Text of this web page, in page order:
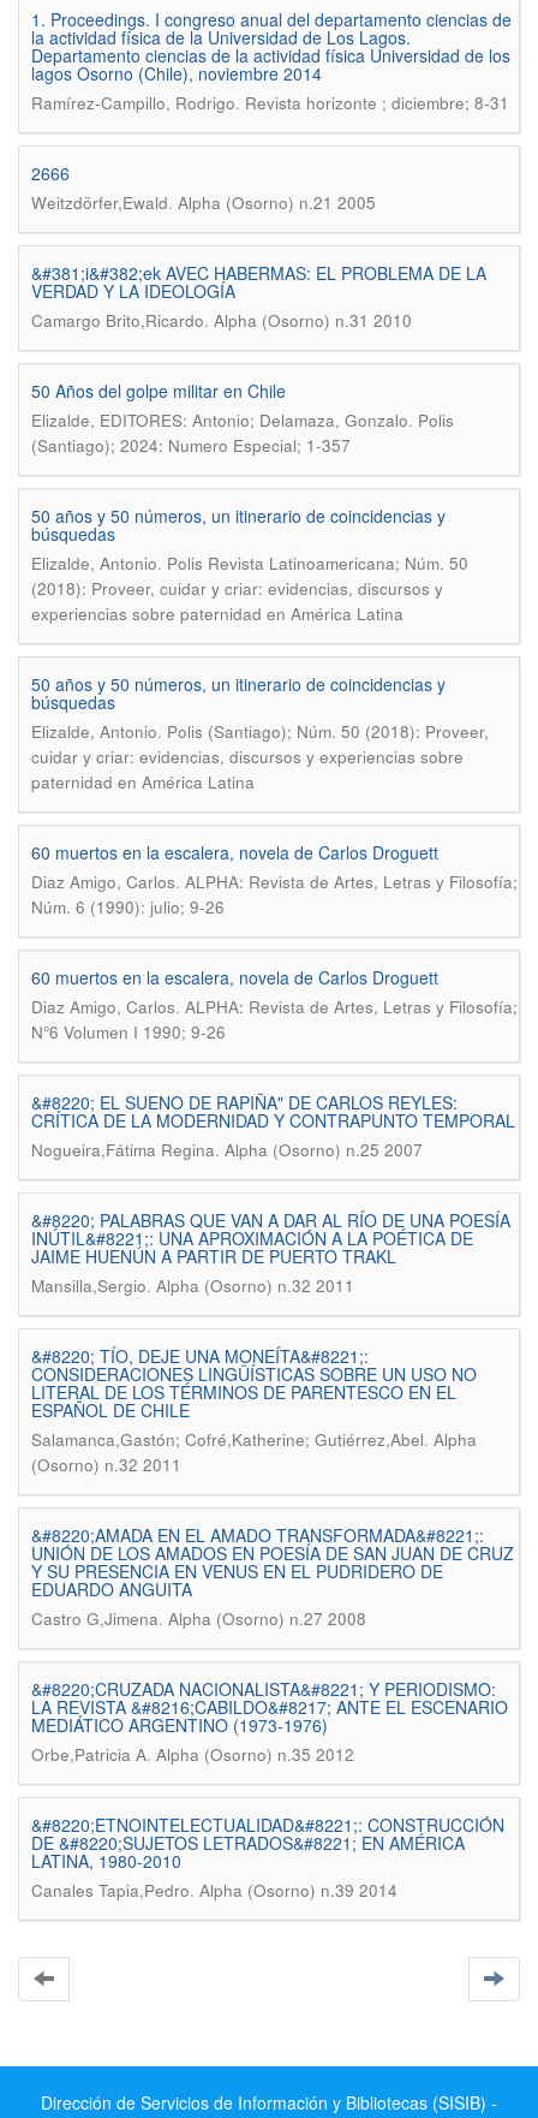
1. Proceedings. I congreso anual del departamento ciencias de
la actividad física de la Universidad de Los Lagos.
Departamento ciencias de la actividad física Universidad de los
lagos Osorno (Chile), noviembre 2014
Ramírez-Campillo, Rodrigo. Revista horizonte ; diciembre; 8-31
2666
Weitzdörfer,Ewald. Alpha (Osorno) n.21 2005
&#381;i&#382;ek AVEC HABERMAS: EL PROBLEMA DE LA
VERDAD Y LA IDEOLOGÍA
Camargo Brito,Ricardo. Alpha (Osorno) n.31 2010
50 Años del golpe militar en Chile
Elizalde, EDITORES: Antonio; Delamaza, Gonzalo. Polis
(Santiago); 2024: Numero Especial; 1-357
50 años y 50 números, un itinerario de coincidencias y
búsquedas
Elizalde, Antonio. Polis Revista Latinoamericana; Núm. 50
(2018): Proveer, cuidar y criar: evidencias, discursos y
experiencias sobre paternidad en América Latina
50 años y 50 números, un itinerario de coincidencias y
búsquedas
Elizalde, Antonio. Polis (Santiago); Núm. 50 (2018): Proveer,
cuidar y criar: evidencias, discursos y experiencias sobre
paternidad en América Latina
60 muertos en la escalera, novela de Carlos Droguett
Diaz Amigo, Carlos. ALPHA: Revista de Artes, Letras y Filosofía;
Núm. 6 (1990): julio; 9-26
60 muertos en la escalera, novela de Carlos Droguett
Diaz Amigo, Carlos. ALPHA: Revista de Artes, Letras y Filosofía;
N°6 Volumen I 1990; 9-26
&#8220; EL SUENO DE RAPIÑA" DE CARLOS REYLES:
CRÍTICA DE LA MODERNIDAD Y CONTRAPUNTO TEMPORAL
Nogueira,Fátima Regina. Alpha (Osorno) n.25 2007
&#8220; PALABRAS QUE VAN A DAR AL RÍO DE UNA POESÍA
INÚTIL&#8221;: UNA APROXIMACIÓN A LA POÉTICA DE
JAIME HUENÚN A PARTIR DE PUERTO TRAKL
Mansilla,Sergio. Alpha (Osorno) n.32 2011
&#8220; TÍO, DEJE UNA MONEÍTA&#8221;:
CONSIDERACIONES LINGÜÍSTICAS SOBRE UN USO NO
LITERAL DE LOS TÉRMINOS DE PARENTESCO EN EL
ESPAÑOL DE CHILE
Salamanca,Gastón; Cofré,Katherine; Gutiérrez,Abel. Alpha
(Osorno) n.32 2011
&#8220;AMADA EN EL AMADO TRANSFORMADA&#8221;:
UNIÓN DE LOS AMADOS EN POESÍA DE SAN JUAN DE CRUZ
Y SU PRESENCIA EN VENUS EN EL PUDRIDERO DE
EDUARDO ANGUITA
Castro G,Jimena. Alpha (Osorno) n.27 2008
&#8220;CRUZADA NACIONALISTA&#8221; Y PERIODISMO:
LA REVISTA &#8216;CABILDO&#8217; ANTE EL ESCENARIO
MEDIÁTICO ARGENTINO (1973-1976)
Orbe,Patricia A. Alpha (Osorno) n.35 2012
&#8220;ETNOINTELECTUALIDAD&#8221;: CONSTRUCCIÓN
DE &#8220;SUJETOS LETRADOS&#8221; EN AMÉRICA
LATINA, 1980-2010
Canales Tapia,Pedro. Alpha (Osorno) n.39 2014
Dirección de Servicios de Información y Bibliotecas (SISIB) -